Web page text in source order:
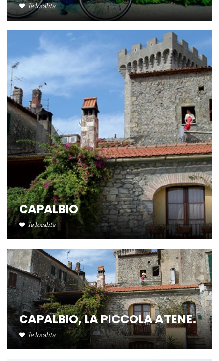
le localita
CAPALBIO
le localita
CAPALBIO, LA PICCOLA ATENE.
le localita